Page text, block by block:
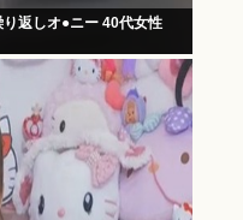
返しオ●ニー 40代女性